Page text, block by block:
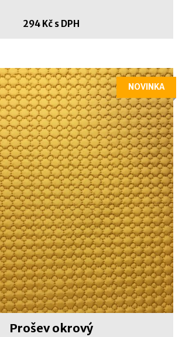
294 Kč s DPH
Prošev okrový
NOVINKA